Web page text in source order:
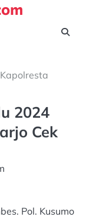
2024
Cek
Pol. Kusumo